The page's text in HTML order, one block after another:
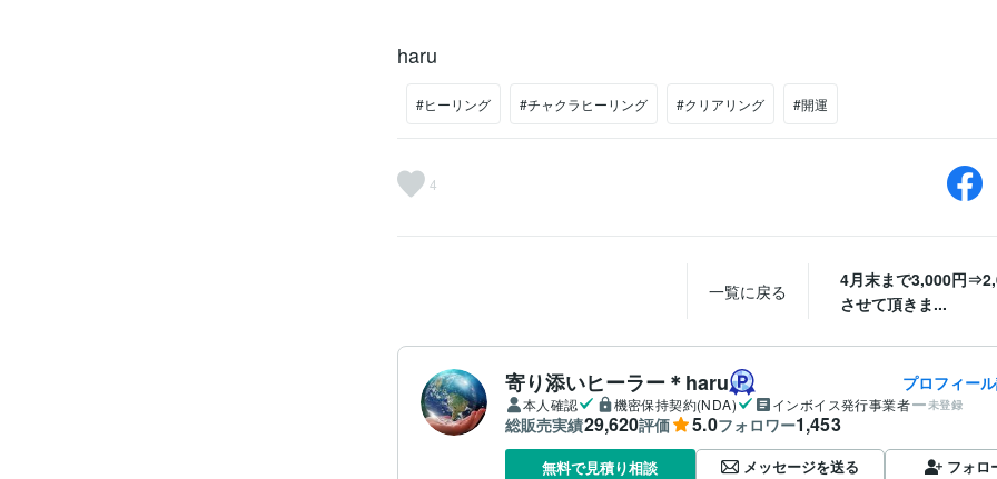
haru
#ヒーリング #チャクラヒーリング #クリアリング #開運
4
一覧に戻る
4月末まで3,000円
させて頂きま...
寄り添いヒーラー＊haru プロフィー
本人確認 機密保持契約(NDA) インボイス発行事業者 未登録
総販売実績29,620評価 5.0フォロワー1,453
無料で見積り相談 メッセージを送る フォロ